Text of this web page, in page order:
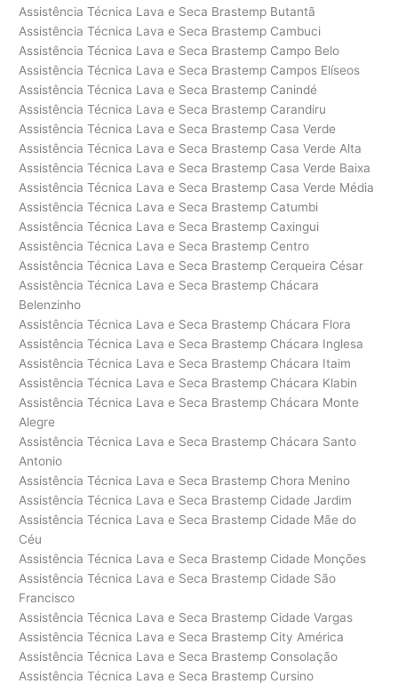
Assistência Técnica Lava e Seca Brastemp Butantã
Assistência Técnica Lava e Seca Brastemp Cambuci
Assistência Técnica Lava e Seca Brastemp Campo Belo
Assistência Técnica Lava e Seca Brastemp Campos Elíseos
Assistência Técnica Lava e Seca Brastemp Canindé
Assistência Técnica Lava e Seca Brastemp Carandiru
Assistência Técnica Lava e Seca Brastemp Casa Verde
Assistência Técnica Lava e Seca Brastemp Casa Verde Alta
Assistência Técnica Lava e Seca Brastemp Casa Verde Baixa
Assistência Técnica Lava e Seca Brastemp Casa Verde Média
Assistência Técnica Lava e Seca Brastemp Catumbi
Assistência Técnica Lava e Seca Brastemp Caxingui
Assistência Técnica Lava e Seca Brastemp Centro
Assistência Técnica Lava e Seca Brastemp Cerqueira César
Assistência Técnica Lava e Seca Brastemp Chácara
Belenzinho
Assistência Técnica Lava e Seca Brastemp Chácara Flora
Assistência Técnica Lava e Seca Brastemp Chácara Inglesa
Assistência Técnica Lava e Seca Brastemp Chácara Itaim
Assistência Técnica Lava e Seca Brastemp Chácara Klabin
Assistência Técnica Lava e Seca Brastemp Chácara Monte
Alegre
Assistência Técnica Lava e Seca Brastemp Chácara Santo
Antonio
Assistência Técnica Lava e Seca Brastemp Chora Menino
Assistência Técnica Lava e Seca Brastemp Cidade Jardim
Assistência Técnica Lava e Seca Brastemp Cidade Mãe do
Céu
Assistência Técnica Lava e Seca Brastemp Cidade Monções
Assistência Técnica Lava e Seca Brastemp Cidade São
Francisco
Assistência Técnica Lava e Seca Brastemp Cidade Vargas
Assistência Técnica Lava e Seca Brastemp City América
Assistência Técnica Lava e Seca Brastemp Consolação
Assistência Técnica Lava e Seca Brastemp Cursino